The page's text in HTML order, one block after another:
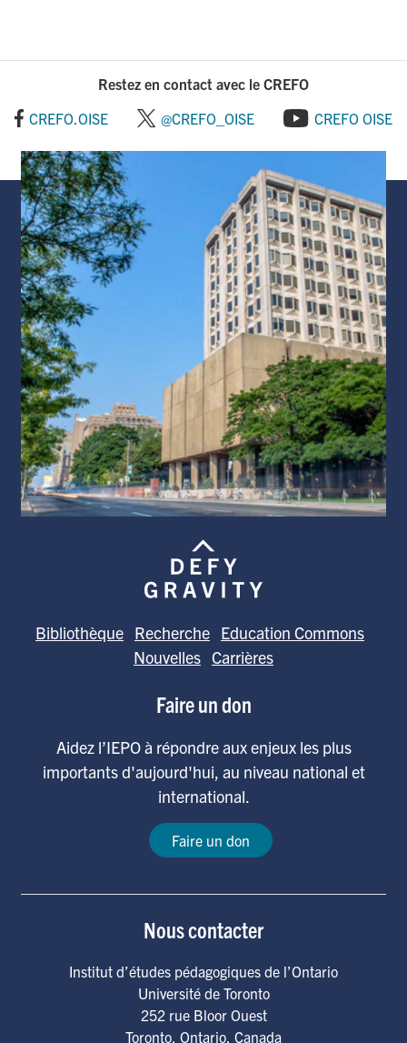
Restez en contact avec le CREFO
CREFO.OISE
@CREFO_OISE CREFO OISE
Bibliothèque Recherche Education Commons
Nouvelles Carrières
Faire un don
Aidez l’IEPO à répondre aux enjeux les plus
importants d'aujourd'hui, au niveau national et
international.
Faire un don
Nous contacter
Institut d’études pédagogiques de l’Ontario
Université de Toronto
252 rue Bloor Ouest
Toronto, Ontario, Canada